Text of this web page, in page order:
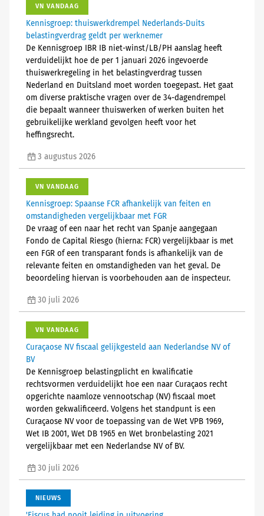
VN VANDAAG
Kennisgroep: thuiswerkdrempel Nederlands-Duits
belastingverdrag geldt per werknemer
De Kennisgroep IBR IB niet-winst/LB/PH aanslag heeft
verduidelijkt hoe de per 1 januari 2026 ingevoerde
thuiswerkregeling in het belastingverdrag tussen
Nederland en Duitsland moet worden toegepast. Het gaat
om diverse praktische vragen over de 34-dagendrempel
die bepaalt wanneer thuiswerken of werken buiten het
gebruikelijke werkland gevolgen heeft voor het
heffingsrecht.
3 augustus 2026
VN VANDAAG
Kennisgroep: Spaanse FCR afhankelijk van feiten en
omstandigheden vergelijkbaar met FGR
De vraag of een naar het recht van Spanje aangegaan
Fondo de Capital Riesgo (hierna: FCR) vergelijkbaar is met
een FGR of een transparant fonds is afhankelijk van de
relevante feiten en omstandigheden van het geval. De
beoordeling hiervan is voorbehouden aan de inspecteur.
30 juli 2026
VN VANDAAG
Curaçaose NV fiscaal gelijkgesteld aan Nederlandse NV of
BV
De Kennisgroep belastingplicht en kwalificatie
rechtsvormen verduidelijkt hoe een naar Curaçaos recht
opgerichte naamloze vennootschap (NV) fiscaal moet
worden gekwalificeerd. Volgens het standpunt is een
Curaçaose NV voor de toepassing van de Wet VPB 1969,
Wet IB 2001, Wet DB 1965 en Wet bronbelasting 2021
vergelijkbaar met een Nederlandse NV of BV.
30 juli 2026
NIEUWS